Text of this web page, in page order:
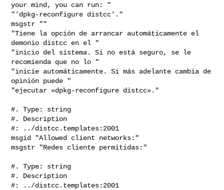
your mind, you can run: "
"'dpkg-reconfigure distcc'."
msgstr ""
"Tiene la opción de arrancar automáticamente el
demonio distcc en el "
"inicio del sistema. Si no está seguro, se le
recomienda que no lo "
"inicie automáticamente. Si más adelante cambia de
opinión puede "
"ejecutar «dpkg-reconfigure distcc»."
#. Type: string
#. Description
#: ../distcc.templates:2001
msgid "Allowed client networks:"
msgstr "Redes cliente permitidas:"
#. Type: string
#. Description
#: ../distcc.templates:2001